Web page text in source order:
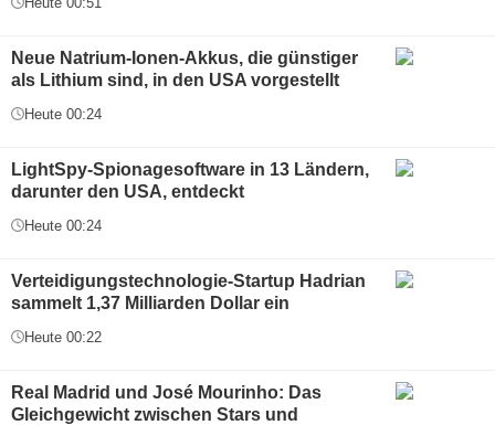
Neue Natrium-Ionen-Akkus, die günstiger
als Lithium sind, in den USA vorgestellt
Heute 00:24
LightSpy-Spionagesoftware in 13 Ländern,
darunter den USA, entdeckt
Heute 00:24
Verteidigungstechnologie-Startup Hadrian
sammelt 1,37 Milliarden Dollar ein
Heute 00:22
Real Madrid und José Mourinho: Das
Gleichgewicht zwischen Stars und